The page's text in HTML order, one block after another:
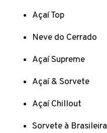
Açaí Top
Neve do Cerrado
Açaí Supreme
Açaí & Sorvete
Açaí Chillout
Sorvete à Brasileira